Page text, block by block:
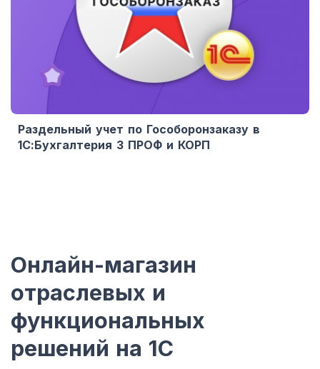
Раздельный учет по Гособоронзаказу в
1С:Бухгалтерия 3 ПРОФ и КОРП
Онлайн-магазин
отраслевых и
функциональных
решений на 1С